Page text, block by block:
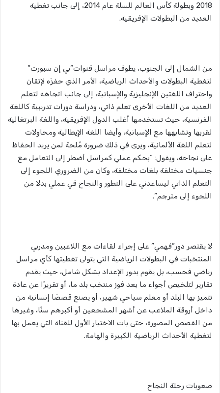
2018 وبطولة كأس العالم للسلة عام 2014، إلى جانب تغطية
العديد من البطولات الإفريقية.
من الشمال إلى الجنوب، يطوف مراسل قنوات”بي إن سبورت”
لتغطية البطولات والأحداث الرياضية، الأمر الذي حفزَه لإتقان
واحتراف اللغتين الإنجليزية والإسبانية، إلى جانب اتجاهه لتعلم
العديد من اللغات الأخرى تعلم ذاتي، ودراسة دورات تدريبية كاللغة
الفرنسية، حيث تستخدمها أغلب الدول الإفريقية، واللغة البرتغالية
لقربها وتشابهها مع الإسبانية، وأيضا اللغة الإيطالية ومحاولات
لتعلم اللغة الألمانية، ويرى في ذلك ضرورة مُلحة لمن يريد الحفاظ
على نجاحه، ويقول: “بحكم عملي كمراسل أضطر إلى التعامل مع
جنسيات مختلفة بلغات مختلفة، وكان من الضروري اللجوء إلى
التعلم الذاتي ليساعدني على التطور والنجاح في عملي بدلا من
اللجوء إلى مترجم”.
لا يقتصر دور”فهمي” على إجراء لقاءات مع اللاعبين ومدربي
المنتخبات في البطولات الرياضية التي يتولى تغطيتها كأي مراسل
رياضي فحسب، بل يقوم بدور الإعداد بشكل شامل، حيث يقدم
تقارير لتلخيص أجواء ما بعد فوز منتخب بلد ما، أو تقريرًا عن عادة
تتميز بها البلد أو معلم سياحي شهير، أو يصنع قصصًا إنسانية من
داخل أروقة الملاعب عن أشهر المشجعين أو أكبرهم سنًا، وغيرها
من القصص المصورة، حتى بات الاختيار الأول للقناة التي يعمل بها
لتغطية الأحداث الرياضية الكبيرة والهامة.
صعوبات رحلة النجاح